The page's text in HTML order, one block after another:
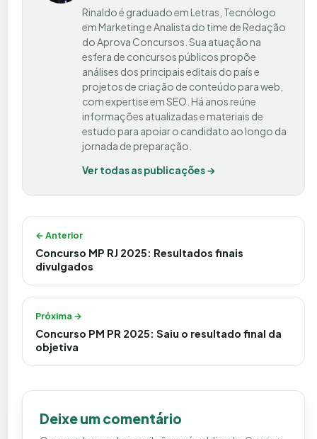
Rinaldo é graduado em Letras, Tecnólogo
em Marketing e Analista do time de Redação
do Aprova Concursos. Sua atuação na
esfera de concursos públicos propõe
análises dos principais editais do país e
projetos de criação de conteúdo para web,
com expertise em SEO. Há anos reúne
informações atualizadas e materiais de
estudo para apoiar o candidato ao longo da
jornada de preparação.
Ver todas as publicações →
Navegação de Post
← Anterior
Concurso MP RJ 2025: Resultados finais
divulgados
Próxima →
Concurso PM PR 2025: Saiu o resultado final da
objetiva
Deixe um comentário